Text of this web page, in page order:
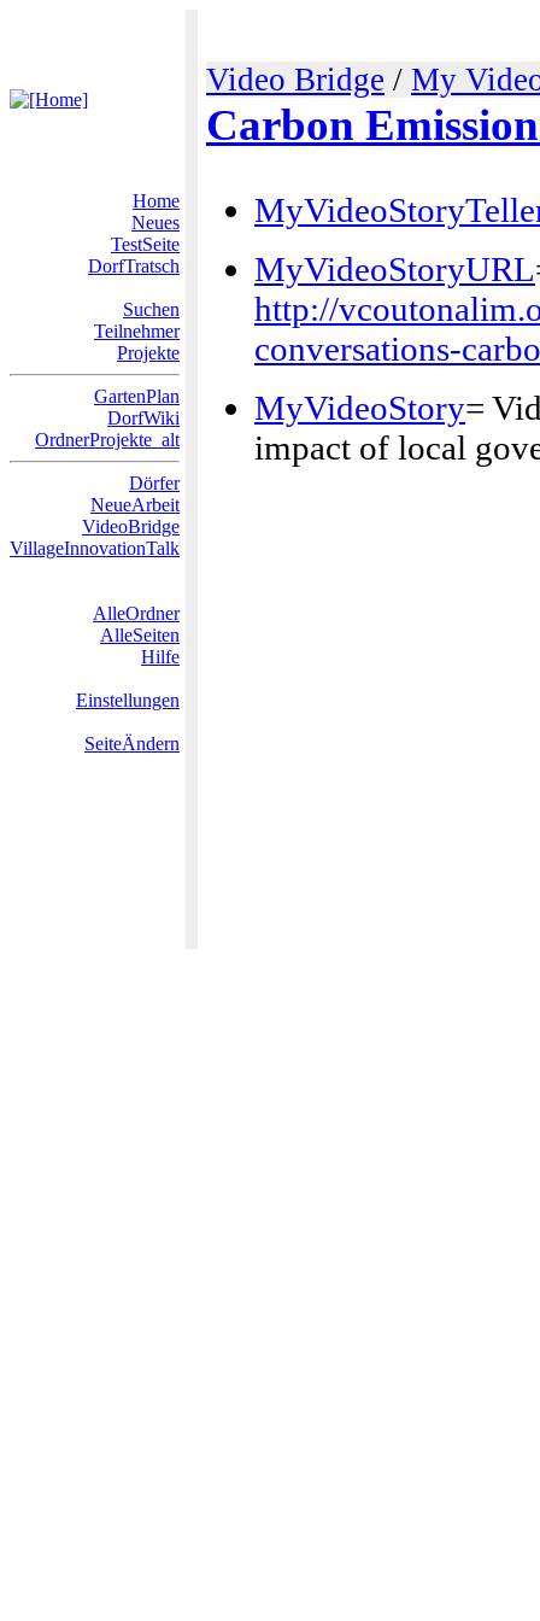
Video Bridge / My
Carbon
Home
Neues
TestSeite
DorfTratsch
Suchen
Teilnehmer
Projekte
GartenPlan
DorfWiki
OrdnerProjekte_alt
Dörfer
NeueArbeit
VideoBridge
VillageInnovationTalk
AlleOrdner
AlleSeiten
Hilfe
Einstellungen
SeiteÄndern
MyVideoStoryURL
http://
conversations-
MyVideoStory=
impact of local